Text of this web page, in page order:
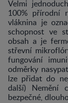
Velmi
100% přírodní
vláknina je
schopnost ve
obsah a je
střevní
fungování
odměrky
lze přidat do
další) Nemění
bezpečné,